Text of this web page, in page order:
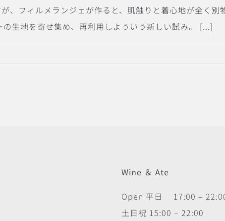
、フィルメランジェが作ると、肌触りと着心地が全く
生地を寄せ集め、再利用しよういう新しい試み。 [...]
Wine ＆ Ate
Open 平日 17:00 –
土日祝 15:00 – 22:00